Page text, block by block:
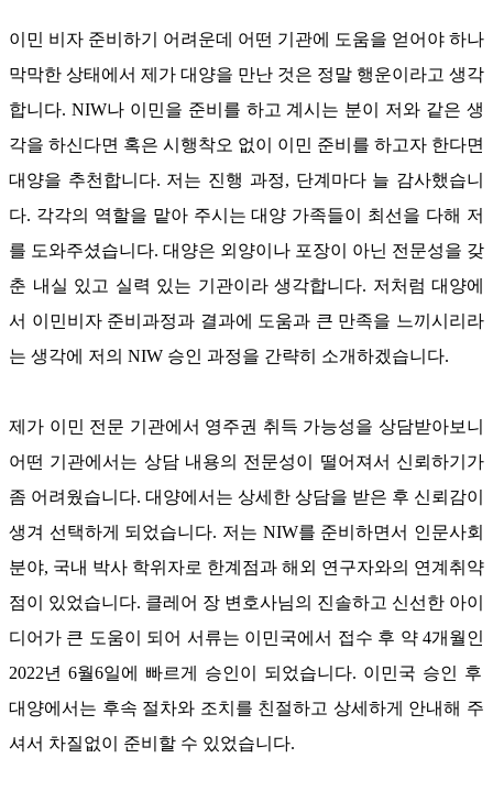
이민 비자 준비하기 어려운데 어떤 기관에 도움을 얻어야 하나
막막한 상태에서 제가 대양을 만난 것은 정말 행운이라고 생각
합니다. NIW나 이민을 준비를 하고 계시는 분이 저와 같은 생
각을 하신다면 혹은 시행착오 없이 이민 준비를 하고자 한다면
대양을 추천합니다. 저는 진행 과정, 단계마다 늘 감사했습니
다. 각각의 역할을 맡아 주시는 대양 가족들이 최선을 다해 저
를 도와주셨습니다. 대양은 외양이나 포장이 아닌 전문성을 갖
춘 내실 있고 실력 있는 기관이라 생각합니다. 저처럼 대양에
서 이민비자 준비과정과 결과에 도움과 큰 만족을 느끼시리라
는 생각에 저의 NIW 승인 과정을 간략히 소개하겠습니다.
제가 이민 전문 기관에서 영주권 취득 가능성을 상담받아보니
어떤 기관에서는 상담 내용의 전문성이 떨어져서 신뢰하기가
좀 어려웠습니다. 대양에서는 상세한 상담을 받은 후 신뢰감이
생겨 선택하게 되었습니다. 저는 NIW를 준비하면서 인문사회
분야, 국내 박사 학위자로 한계점과 해외 연구자와의 연계취약
점이 있었습니다. 클레어 장 변호사님의 진솔하고 신선한 아이
디어가 큰 도움이 되어 서류는 이민국에서 접수 후 약4개월인
2022년 6월6일에 빠르게 승인이 되었습니다. 이민국 승인 후
대양에서는 후속 절차와 조치를 친절하고 상세하게 안내해 주
셔서 차질없이 준비할 수 있었습니다.